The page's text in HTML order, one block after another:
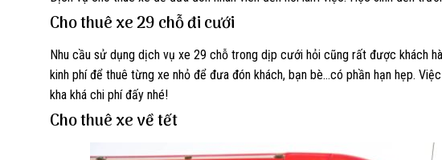
Cho thuê xe 29 chỗ đi cưới
Nhu cầu sử dụng dịch vụ xe 29 chỗ trong dịp cưới hỏi cũng rất được khách
kinh phí để thuê từng xe nhỏ để đưa đón khách, bạn bè…có phần hạn hẹp.
kha khá chi phí đấy nhé!
Cho thuê xe vềtết